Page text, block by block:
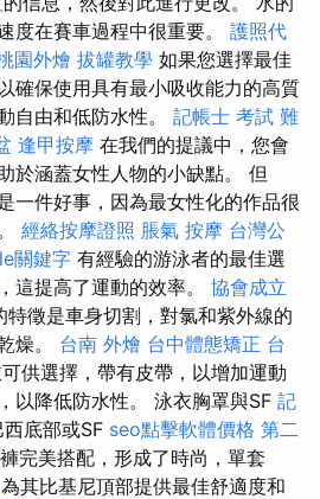
度在賽車過程中很重要。 護照代
園外燴 拔罐教學 如果您選擇最佳
確保使用具有最小吸收能力的高質
自由和低防水性。 記帳士 考試 難
逢甲按摩 在我們的提議中，您會
於涵蓋女性人物的小缺點。 但
一件好事，因為最女性化的作品很
經絡按摩證照 脹氣 按摩 台灣公
關鍵字 有經驗的游泳者的最佳選
這提高了運動的效率。 協會成立
特徵是車身切割，對氯和紫外線的
燥。 台南 外燴 台中體態矯正 台
供選擇，帶有皮帶，以增加運動
以降低防水性。 泳衣胸罩與SF 記
底部或SF seo點擊軟體價格 第二
完美搭配，形成了時尚，單套
為其比基尼頂部提供最佳舒適度和